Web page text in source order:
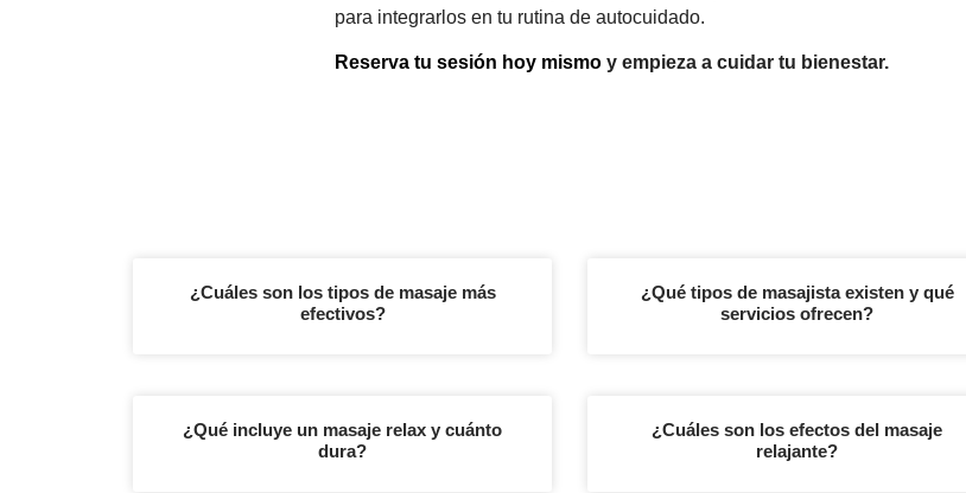
para integrarlos en tu rutina de autocuidado.
Reserva tu sesión hoy mismo y empieza a cuidar tu bienestar.
¿Cuáles son los tipos de masaje más
efectivos?
¿Qué tipos de masajista existen y qué
servicios ofrecen?
¿Qué incluye un masaje relax y cuánto
dura?
¿Cuáles son los efectos del masaje
relajante?